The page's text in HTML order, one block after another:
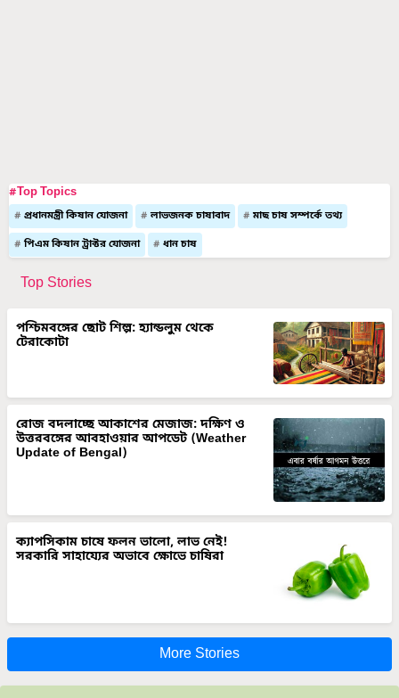
#Top Topics
প্রধানমন্ত্রী কিষান যোজনা লাভজনক চাষাবাদ মাছ চাষ সম্পর্কে তথ্য
পিএম কিষান ট্রাক্টর যোজনা ধান চাষ
Top Stories
পশ্চিমবঙ্গের ছোট শিল্প: হ্যান্ডলুম থেকে
টেরাকোটা
রোজ বদলাচ্ছে আকাশের মেজাজ: দক্ষিণ ও
উত্তরবঙ্গের আবহাওয়ার আপডেট (Weather
Update of Bengal)
ক্যাপসিকাম চাষে ফলন ভালো, লাভ নেই!
সরকারি সাহায্যের অভাবে ক্ষোভে চাষিরা
More Stories